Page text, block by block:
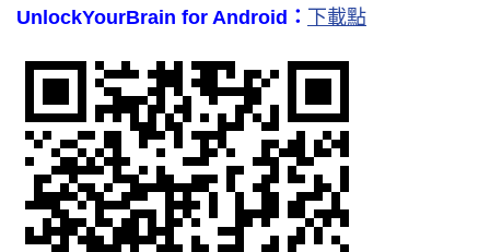
UnlockYourBrain for Android： 下載點